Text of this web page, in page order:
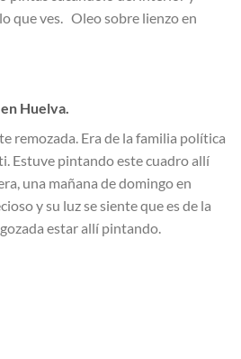
que ves. Oleo sobre lienzo en
Huelva.
remozada. Era de la familia política
Estuve pintando este cuadro allí
una mañana de domingo en
y su luz se siente que es de la
estar allí pintando.